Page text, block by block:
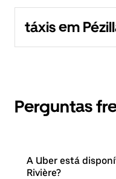
táxis em
Perguntas
A Uber está
Rivière?